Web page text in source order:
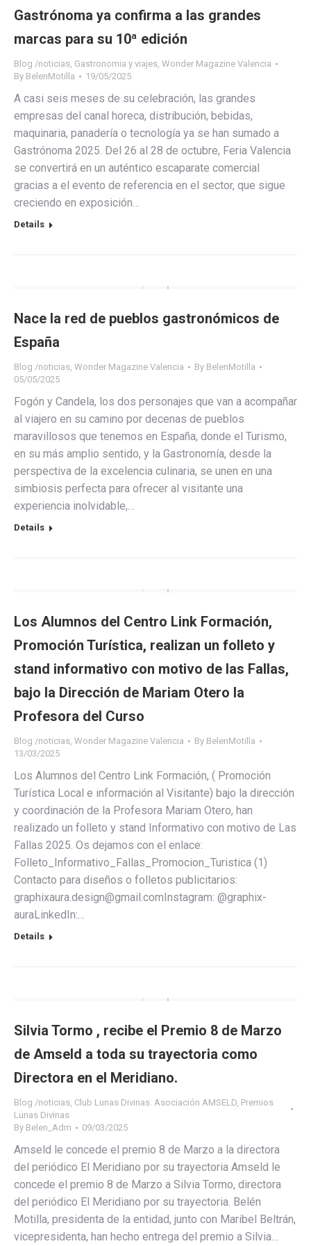
Gastrónoma ya confirma a las grandes
marcas para su 10ª edición
Blog /noticias Gastronomia y viajes Wonder Magazine Valencia
By BelenMotilla 19/05/2025
A casi seis meses de su celebración, las grandes
empresas del canal horeca, distribución, bebidas,
maquinaria, panadería o tecnología ya se han sumado a
Gastrónoma 2025. Del 26 al 28 de octubre, Feria Valencia
se convertirá en un auténtico escaparate comercial
gracias a el evento de referencia en el sector, que sigue
creciendo en exposición…
Details
Nace la red de pueblos gastronómicos de
España
Blog /noticias Wonder Magazine Valencia By BelenMotilla
05/05/2025
Fogón y Candela, los dos personajes que van a acompañar
al viajero en su camino por decenas de pueblos
maravillosos que tenemos en España, donde el Turismo,
en su más amplio sentido, y la Gastronomía, desde la
perspectiva de la excelencia culinaria, se unen en una
simbiosis perfecta para ofrecer al visitante una
experiencia inolvidable,…
Details
Los Alumnos del Centro Link Formación,
Promoción Turística, realizan un folleto y
stand informativo con motivo de las Fallas,
bajo la Dirección de Mariam Otero la
Profesora del Curso
Blog /noticias Wonder Magazine Valencia By BelenMotilla
13/03/2025
Los Alumnos del Centro Link Formación, ( Promoción
Turística Local e información al Visitante) bajo la dirección
y coordinación de la Profesora Mariam Otero, han
realizado un folleto y stand Informativo con motivo de Las
Fallas 2025. Os dejamos con el enlace:
Folleto_Informativo_Fallas_Promocion_Turistica (1)
Contacto para diseños o folletos publicitarios:
graphixaura.design@gmail.comInstagram: @graphix-
auraLinkedIn:…
Details
Silvia Tormo , recibe el Premio 8 de Marzo
de Amseld a toda su trayectoria como
Directora en el Meridiano.
Blog /noticias Club Lunas Divinas. Asociación AMSELD Premios
Lunas Divinas
By Belen_Adm 09/03/2025
Amseld le concede el premio 8 de Marzo a la directora
del periódico El Meridiano por su trayectoria Amseld le
concede el premio 8 de Marzo a Silvia Tormo, directora
del periódico El Meridiano por su trayectoria. Belén
Motilla, presidenta de la entidad, junto con Maribel Beltrán,
vicepresidenta, han hecho entrega del premio a Silvia…